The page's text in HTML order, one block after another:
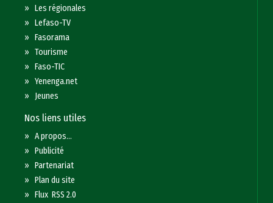
»Les régionales
»Lefaso-TV
»Fasorama
»Tourisme
»Faso-TIC
»Yenenga.net
» Jeunes
Nos liens utiles
»A propos...
»Publicité
»Partenariat
»Plan du site
»Flux RSS 2.0